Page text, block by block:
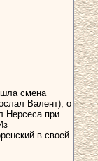
смена
Валент), о
Нерсеса при
в своей